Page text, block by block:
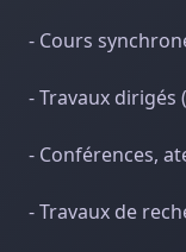
- Cours
- Travaux dirigés
- Conférences,
- Travaux de